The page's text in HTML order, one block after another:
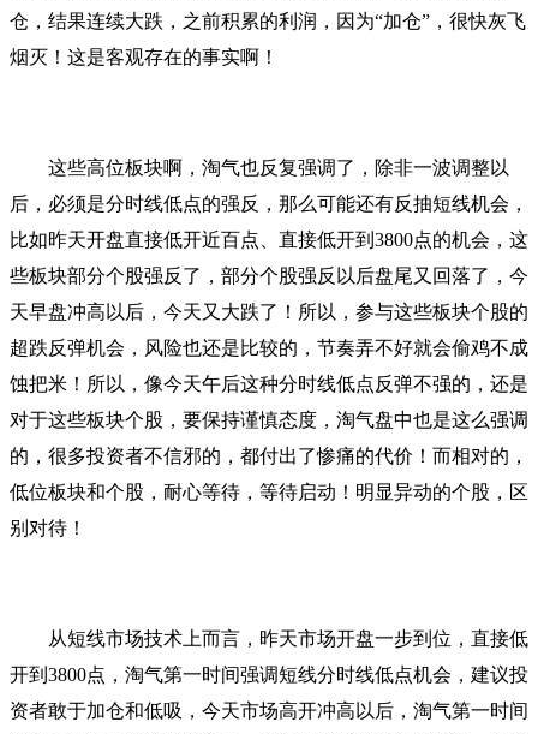
仓，结果连续大跌，之前积累的利润，因为“加仓”，很快灰飞
烟灭！这是客观存在的事实啊！
这些高位板块啊，淘气也反复强调了，除非一波调整以
后，必须是分时线低点的强反，那么可能还有反抽短线机会，
比如昨天开盘直接低开近百点、直接低开到3800点的机会，这
些板块部分个股强反了，部分个股强反以后盘尾又回落了，今
天早盘冲高以后，今天又大跌了！所以，参与这些板块个股的
超跌反弹机会，风险也还是比较的，节奏弄不好就会偷鸡不成
蚀把米！所以，像今天午后这种分时线低点反弹不强的，还是
对于这些板块个股，要保持谨慎态度，淘气盘中也是这么强调
的，很多投资者不信邪的，都付出了惨痛的代价！而相对的，
低位板块和个股，耐心等待，等待启动！明显异动的个股，区
别对待！
从短线市场技术上而言，昨天市场开盘一步到位，直接低
开到3800点，淘气第一时间强调短线分时线低点机会，建议投
资者敢于加仓和低吸，今天市场高开冲高以后，淘气第一时间